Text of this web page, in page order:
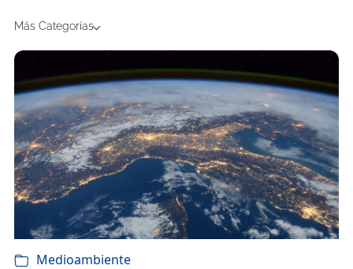
Más Categorías
Medioambiente